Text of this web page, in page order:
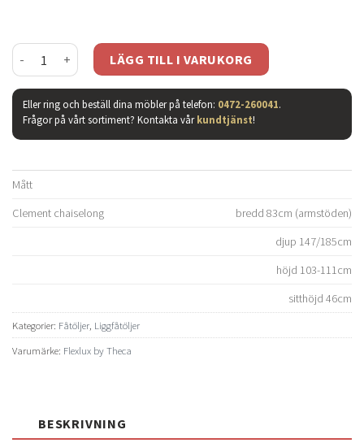
Clement chaiselong - läder savoy off white/ krom mängd
LÄGG TILL I VARUKORG
Eller ring och beställ dina möbler på telefon: 0472-260041.
Frågor på vårt sortiment? Kontakta vårkundtjänst!
Mått
Clement chaiselong
bredd 83cm (armstöden)
djup 147/185cm
höjd 103-111cm
sitthöjd 46cm
Kategorier: Fåtöljer Liggfåtöljer
Varumärke: Flexlux by Theca
BESKRIVNING